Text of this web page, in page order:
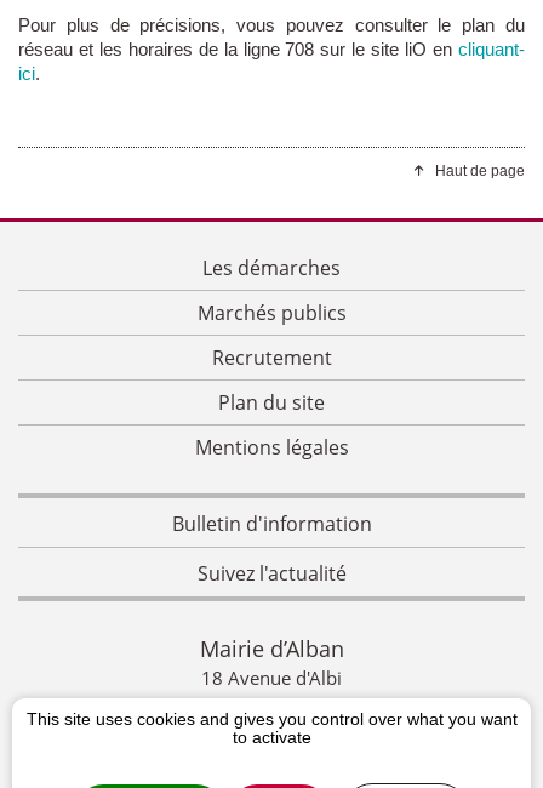
Pour plus de précisions, vous pouvez consulter le plan du
réseau et les horaires de la ligne 708 sur le site liO en cliquant-
ici.
Haut de page
Les démarches
Marchés publics
Recrutement
Plan du site
Mentions légales
Bulletin d'information
Suivez l'actualité
Mairie d’Alban
18 Avenue d'Albi
CONTACTEZ-NOUS
Mairie d’Alban 18 Avenue d'Albi 81250 ALBAN
This site uses cookies and gives you control over what you want
to activate